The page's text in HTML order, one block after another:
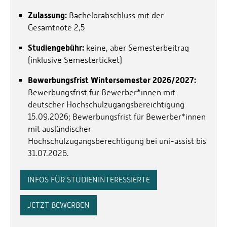
Aufgabenstellung zugrunde. Zentrale Bedeutung hat
die Anwendung wissenschaftlicher Erkenntnisse und
einem Unternehmen verfasst werden.
Partnerhochschule ist immer möglich.
Zulassung: Bachelorabschluss mit der
Gesamtnote 2,5
Studiengebühr: keine, aber Semesterbeitrag
(inklusive Semesterticket)
Bewerbungsfrist Wintersemester 2026/2027:
Bewerbungsfrist für Bewerber*innen mit
deutscher Hochschulzugangsbereichtigung
15.09.2026; Bewerbungsfrist für Bewerber*innen
mit ausländischer
Hochschulzugangsberechtigung bei uni-assist bis
31.07.2026.
INFOS FÜR STUDIENINTERESSIERTE
JETZT BEWERBEN